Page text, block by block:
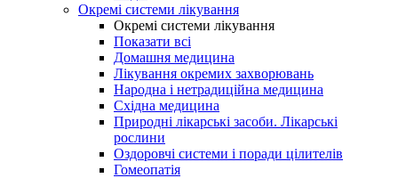
Окремі системи лікування
Окремі системи лікування
Показати всі
Домашня медицина
Лікування окремих захворювань
Народна і нетрадиційна медицина
Східна медицина
Природні лікарські засоби. Лікарські
рослини
Оздоровчі системи і поради цілителів
Гомеопатія